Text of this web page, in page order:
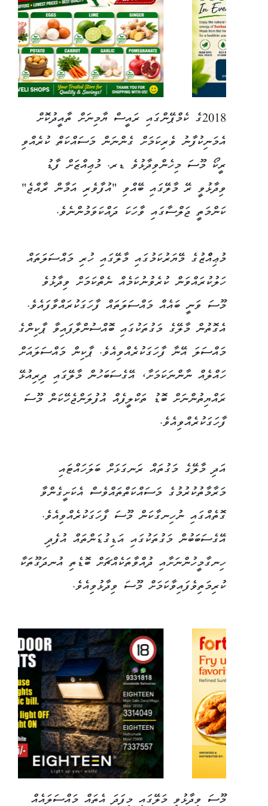
2018ގެ ކެމްޕޭންގައި ރައީސް ޔާމިނަށް ތާއީދުކޮށް
އެމަނިކުފާނު ވެރިކަމަށް ގެންނަން މަސައްކަތް ކުރެއްވި
ރީކޯ މޫސަ މިހެންވިދާޅުވެ ޑރ. މުޢިއްޒަށް ފާޑު
ވިދާޅުވީ ރޭ މާލޭގައި ބޭއްވި "އުފާވެރި އަމާން ރާއްޖެ"
ކަންމަތީ ޖަލްސާގައި ވާހަކަ ދައްކަވަމުންނެވެ.
މުޢިއްްޒުގެ މޭޔަރުކަމުގައި މާލޭގައި ހުރި މައްސަލަތައް
ހަލުކުރައްވަން ކުރެވުނުކަމެއް ނެތްކަމަށް ވިދާޅުވެ
މޫސަ ވަނީ ބައެއް މައްސަލަތައް ފާހަގަކުރައްވާފައެވެ.
އެގޮތުން މާލޭގެ މަގުތަކުގައި ބޮއްސުންލާފައިވާ ޕާކިންގެ
މައްސަލަ އޭނާ ފާހަގަކުރެއްވިއެވެ. ޕާކިން މައްސަލައަށް
ހައްލެއް ނާންނަކަމަށާ، އޭގެސަބަހުން މާލޭގައި ދިރިއުޅޭ
ރައްޔިތުންނަށް ބޮޑު ތަކްލީފެއް އުފުލަންޖެހޭކަން މޫސަ
ފާހަގަކުރެއްވިއެވެ.
އަދި މާލޭގެ މަގުތައް ރަނގަޅަށް ބަލަހައްޓައި
މަރާމާތުކުރުމުގެ މަސައްކަތްތައްވެސް އެކަށީގެންވާ
ގޮތެއްގައި ނުހިނގާކަން މޫސަ ފާހަގަކުރެއްވިއެވެ.
އޭގެސަބަބުން މަގުތަކުގައި އަޑިގުޑަންތައް އުފެދި
ހިނގާމީހުންނަށާއި ދުއްވާތަކެއްޗަށް ބޮޑެތި އުނދަގޫތަކާ
ކުރިމަތިވެފައިވާކަމަށް މޫސަ ވިދާޅުވިއެވެ.
މޫސަ ވިދާޅުވީ މަލޭގައި މިފަދަ އެތައް މައްސަލައެއް